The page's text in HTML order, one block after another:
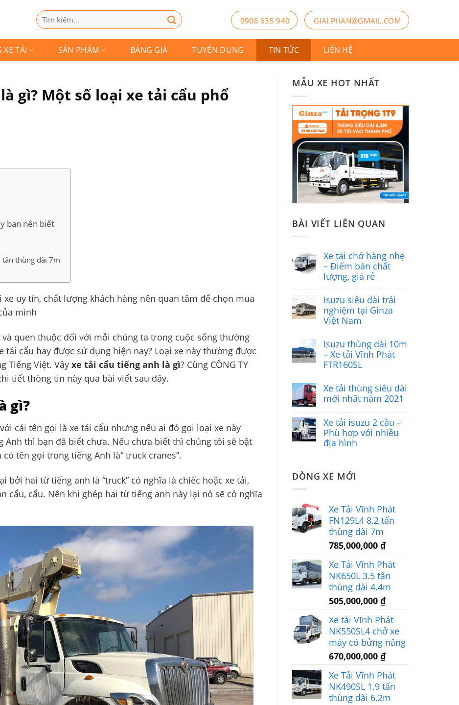
Tìm
kiếm:
0908 635 940 GIAI.PHAN@GMAIL.COM
XE TẢI SẢN PHẨM BẢNG GIÁ TUYỂN DỤNG TIN TỨC LIÊN HỆ
gì? Một số loại xe tải cẩu phổ
bạn nên biết
tấn thùng dài 7m
uy tín, chất lượng khách hàng nên quan tâm để chọn mua
mình
quen thuộc đối với mỗi chúng ta trong cuộc sống thường
tải cẩu hay được sử dụng hiện nay? Loại xe này thường được
Tiếng Việt. Vậy xe tải cẩu tiếng anh là gì? Cùng CÔNG TY
tiết thông tin này qua bài viết sau đây.
gì?
cái tên gọi là xe tải cẩu nhưng nếu ai đó gọi loại xe này
Anh thì bạn đã biết chưa. Nếu chưa biết thì chúng tôi sẽ bật
có tên gọi trong tiếng Anh là“ truck cranes”.
bởi hai từ tiếng anh là “truck” có nghĩa là chiếc hoặc xe tải,
cẩu, cẩu. Nên khi ghép hai từ tiếng anh này lại nó sẽ có nghĩa
MẪU XE HOT NHẤT
BÀI VIẾT LIÊN QUAN
Xe tải chở hàng nhẹ
– Điểm bán chất
lượng, giá rẻ
Isuzu siêu dài trải
nghiệm tại Ginza
Việt Nam
Isuzu thùng dài 10m
– Xe tải Vĩnh Phát
FTR160SL
Xe tải thùng siêu dài
mới nhất năm 2021
Xe tải isuzu 2 cầu –
Phù hợp với nhiều
địa hình
DÒNG XE MỚI
Xe Tải Vĩnh Phát
FN129L4 8.2 tấn
thùng dài 7m
785,000,000 ₫
Xe Tải Vĩnh Phát
NK650L 3.5 tấn
thùng dài 4.4m
505,000,000 ₫
Xe tải Vĩnh Phát
NK550SL4 chở xe
máy có bửng nâng
670,000,000 ₫
Xe Tải Vĩnh Phát
NK490SL 1.9 tấn
thùng dài 6.2m